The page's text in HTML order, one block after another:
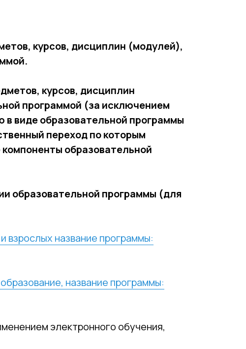
курсов, дисциплин (модулей),
курсов, дисциплин
программой (за исключением
виде образовательной программы
переход по которым
образовательной
образовательной программы (для
взрослых название программы:
название программы:
электронного обучения,